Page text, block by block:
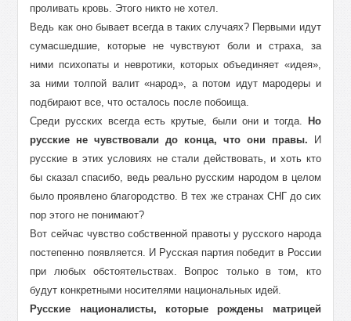
проливать кровь. Этого никто не хотел.
Ведь как оно бывает всегда в таких случаях? Первыми идут
сумасшедшие, которые не чувствуют боли и страха, за
ними психопаты и невротики, которых объединяет «идея»,
за ними толпой валит «народ», а потом идут мародеры и
подбирают все, что осталось после побоища.
Среди русских всегда есть крутые, были они и тогда.
Но
русские не чувствовали до конца, что они правы. И
русские в этих условиях не стали действовать, и хоть кто
бы сказал спасибо, ведь реально русским народом в целом
было проявлено благородство. В тех же странах СНГ до сих
пор этого не понимают?
Вот сейчас чувство собственной правоты у русского народа
постепенно появляется. И Русская партия победит в России
при любых обстоятельствах. Вопрос только в том, кто
будут конкретными носителями национальных идей.
Русские националисты, которые рождены матрицей